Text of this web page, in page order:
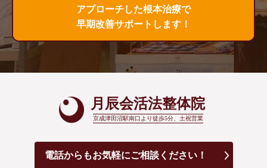
アプローチした根本治療で
早期改善サポートします！
月辰会活法整体院
京成津田沼駅南口より徒歩5分、土祝営業
電話からもお気軽にご相談ください！